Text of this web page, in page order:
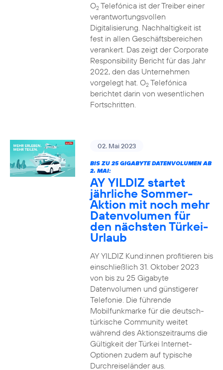
O2Telefónica ist der Treiber einer
verantwortungsvollen
Digitalisierung. Nachhaltigkeit ist
fest in allen Geschäftsbereichen
verankert. Das zeigt der Corporate
Responsibility Bericht für das Jahr
2022, den das Unternehmen
vorgelegt hat. O2Telefónica
berichtet darin von wesentlichen
Fortschritten.
02. Mai 2023
BIS ZU 25 GIGABYTE DATENVOLUMEN AB
2. MAI:
AY YILDIZ startet
jährliche Sommer-
Aktion mit noch mehr
Datenvolumen für
den nächsten Türkei-
Urlaub
AY YILDIZ Kund:innen profitieren bis
einschließlich 31. Oktober 2023
von bis zu 25 Gigabyte
Datenvolumen und günstigerer
Telefonie. Die führende
Mobilfunkmarke für die deutsch-
türkische Community weitet
während des Aktionszeitraums die
Gültigkeit der Türkei Internet-
Optionen zudem auf typische
Durchreiseländer aus.